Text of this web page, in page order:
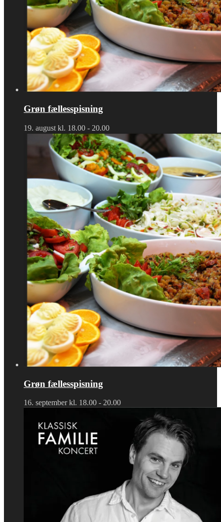
Grøn fællesspisning
19. august kl. 18.00 - 20.00
Grøn fællesspisning
16. september kl. 18.00 - 20.00